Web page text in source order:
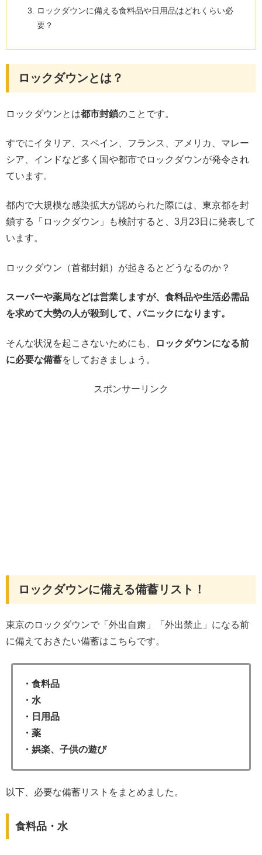
ロックダウンに備える食料品や日用品はどれくらい必
要？
ロックダウンとは？
ロックダウンとは都市封鎖のことです。
すでにイタリア、スペイン、フランス、アメリカ、マレー
シア、インドなど多く国や都市でロックダウンが発令され
ています。
都内で大規模な感染拡大が認められた際には、東京都を封
鎖する「ロックダウン」も検討すると、3月23日に発表して
います。
ロックダウン（首都封鎖）が起きるとどうなるのか？
スーパーや薬局などは営業しますが、食料品や生活必需品
を求めて大勢の人が殺到して、パニックになります。
そんな状況を起こさないためにも、
ロックダウンになる前
に必要な備蓄をしておきましょう。
スポンサーリンク
ロックダウンに備える備蓄リスト！
東京のロックダウンで「外出自粛」「外出禁止」になる前
に備えておきたい備蓄はこちらです。
・食料品
・水
・日用品
・薬
・娯楽、子供の遊び
以下、必要な備蓄リストをまとめました。
食料品・水